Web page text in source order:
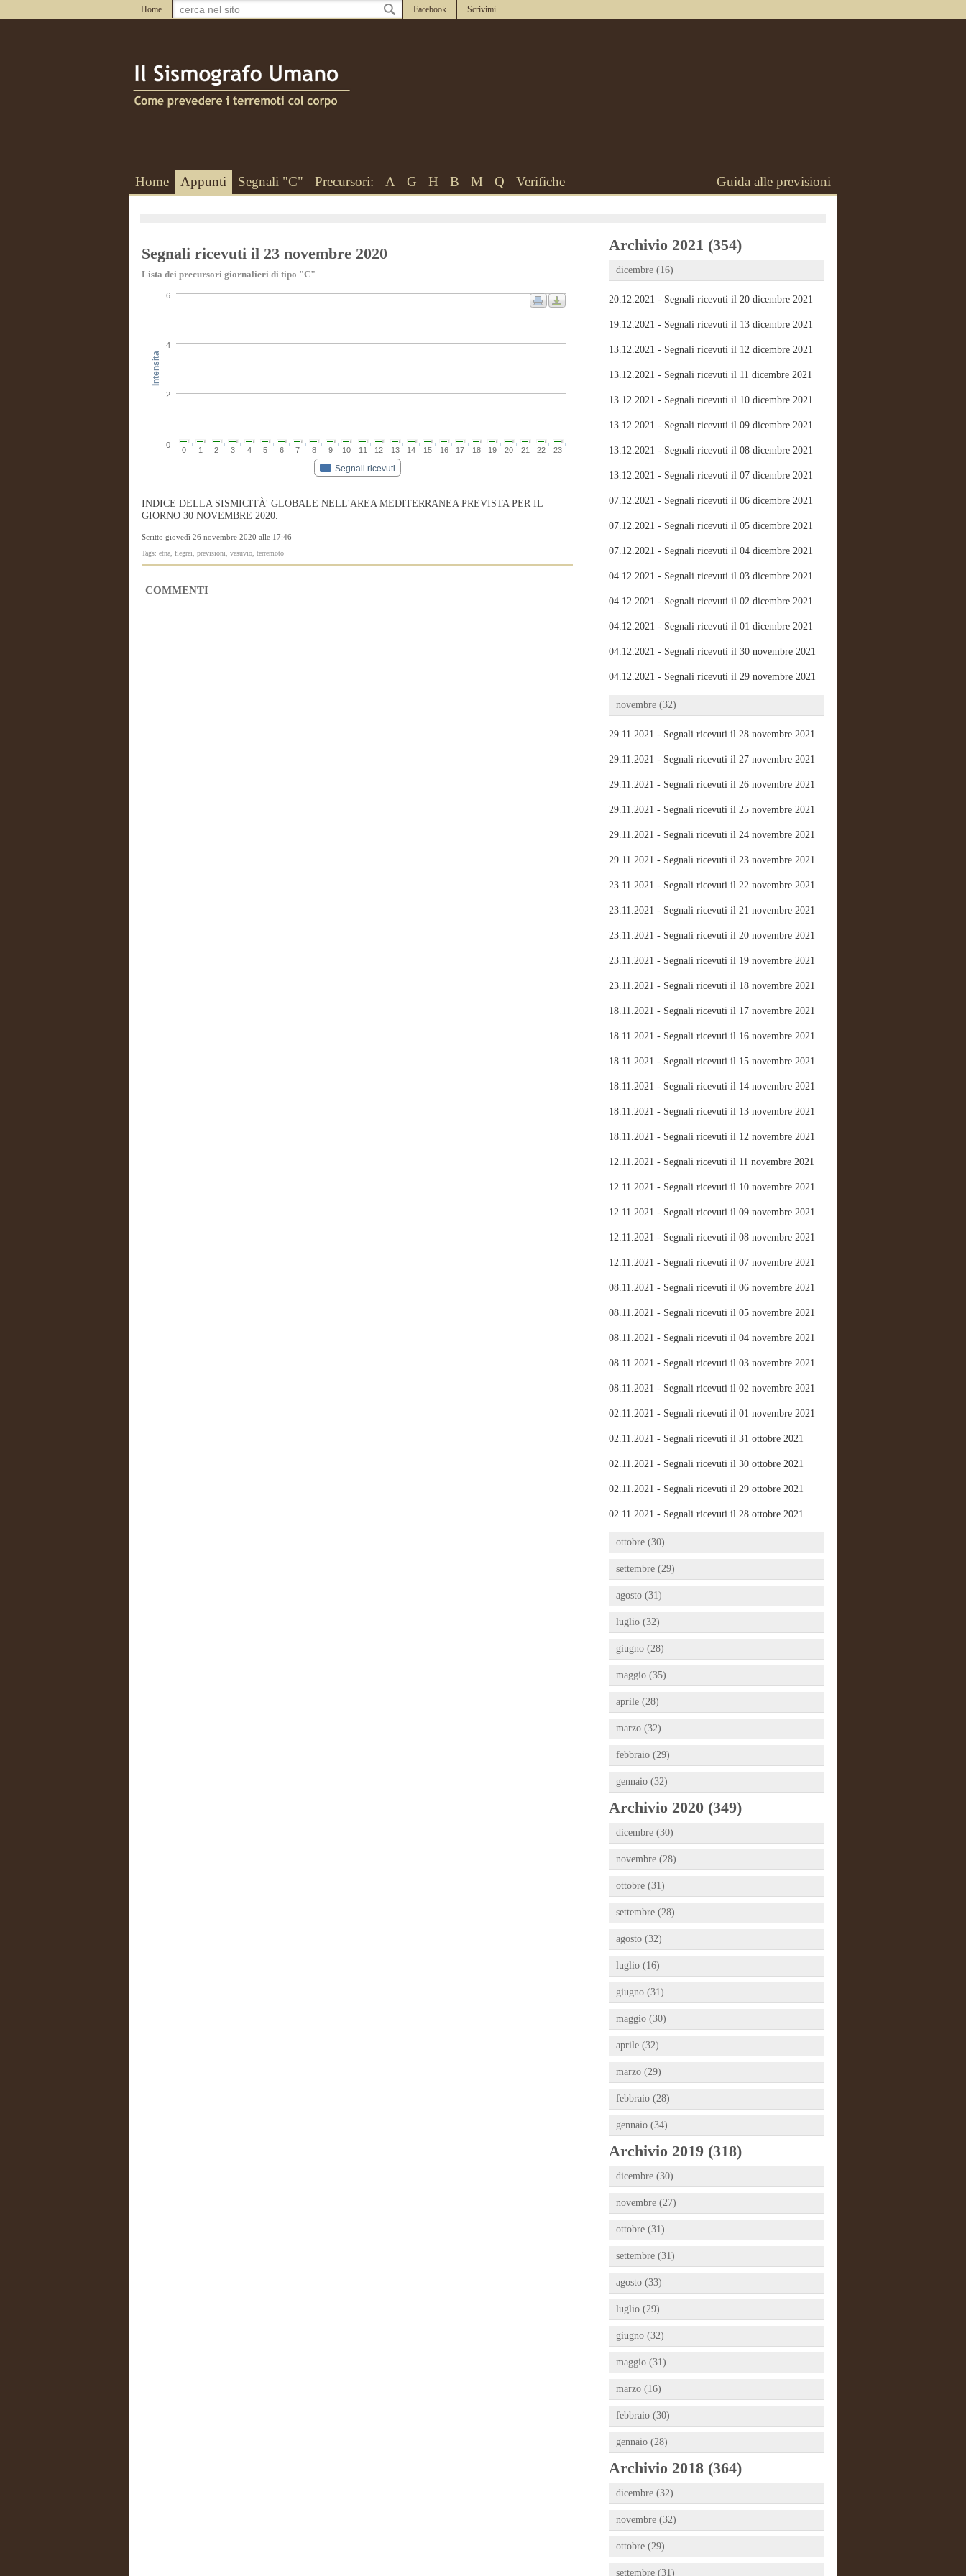
Home Facebook Scrivimi
Home Appunti Segnali "C" Precursori: A G H B M Q Verifiche Guida alle previsioni
Segnali ricevuti il 23 novembre 2020
Lista dei precursori giornalieri di tipo "C"
Intensita
Segnali ricevuti
0 1 2 3 4 5 6 7 8 9 10 11 12 13 14 15 16 17 18 19 20 21 22 23
0
2
4
6
INDICE DELLA SISMICITÀ' GLOBALE NELL'AREA MEDITERRANEA PREVISTA PER IL
GIORNO 30 NOVEMBRE 2020.
Scritto giovedì 26 novembre 2020 alle 17:46
Tags: etna, flegrei, previsioni, vesuvio, terremoto
COMMENTI
Archivio 2021 (354)
dicembre (16)
20.12.2021 - Segnali ricevuti il 20 dicembre 2021
19.12.2021 - Segnali ricevuti il 13 dicembre 2021
13.12.2021 - Segnali ricevuti il 12 dicembre 2021
13.12.2021 - Segnali ricevuti il 11 dicembre 2021
13.12.2021 - Segnali ricevuti il 10 dicembre 2021
13.12.2021 - Segnali ricevuti il 09 dicembre 2021
13.12.2021 - Segnali ricevuti il 08 dicembre 2021
13.12.2021 - Segnali ricevuti il 07 dicembre 2021
07.12.2021 - Segnali ricevuti il 06 dicembre 2021
07.12.2021 - Segnali ricevuti il 05 dicembre 2021
07.12.2021 - Segnali ricevuti il 04 dicembre 2021
04.12.2021 - Segnali ricevuti il 03 dicembre 2021
04.12.2021 - Segnali ricevuti il 02 dicembre 2021
04.12.2021 - Segnali ricevuti il 01 dicembre 2021
04.12.2021 - Segnali ricevuti il 30 novembre 2021
04.12.2021 - Segnali ricevuti il 29 novembre 2021
novembre (32)
29.11.2021 - Segnali ricevuti il 28 novembre 2021
29.11.2021 - Segnali ricevuti il 27 novembre 2021
29.11.2021 - Segnali ricevuti il 26 novembre 2021
29.11.2021 - Segnali ricevuti il 25 novembre 2021
29.11.2021 - Segnali ricevuti il 24 novembre 2021
29.11.2021 - Segnali ricevuti il 23 novembre 2021
23.11.2021 - Segnali ricevuti il 22 novembre 2021
23.11.2021 - Segnali ricevuti il 21 novembre 2021
23.11.2021 - Segnali ricevuti il 20 novembre 2021
23.11.2021 - Segnali ricevuti il 19 novembre 2021
23.11.2021 - Segnali ricevuti il 18 novembre 2021
18.11.2021 - Segnali ricevuti il 17 novembre 2021
18.11.2021 - Segnali ricevuti il 16 novembre 2021
18.11.2021 - Segnali ricevuti il 15 novembre 2021
18.11.2021 - Segnali ricevuti il 14 novembre 2021
18.11.2021 - Segnali ricevuti il 13 novembre 2021
18.11.2021 - Segnali ricevuti il 12 novembre 2021
12.11.2021 - Segnali ricevuti il 11 novembre 2021
12.11.2021 - Segnali ricevuti il 10 novembre 2021
12.11.2021 - Segnali ricevuti il 09 novembre 2021
12.11.2021 - Segnali ricevuti il 08 novembre 2021
12.11.2021 - Segnali ricevuti il 07 novembre 2021
08.11.2021 - Segnali ricevuti il 06 novembre 2021
08.11.2021 - Segnali ricevuti il 05 novembre 2021
08.11.2021 - Segnali ricevuti il 04 novembre 2021
08.11.2021 - Segnali ricevuti il 03 novembre 2021
08.11.2021 - Segnali ricevuti il 02 novembre 2021
02.11.2021 - Segnali ricevuti il 01 novembre 2021
02.11.2021 - Segnali ricevuti il 31 ottobre 2021
02.11.2021 - Segnali ricevuti il 30 ottobre 2021
02.11.2021 - Segnali ricevuti il 29 ottobre 2021
02.11.2021 - Segnali ricevuti il 28 ottobre 2021
ottobre (30)
settembre (29)
agosto (31)
luglio (32)
giugno (28)
maggio (35)
aprile (28)
marzo (32)
febbraio (29)
gennaio (32)
Archivio 2020 (349)
dicembre (30)
novembre (28)
ottobre (31)
settembre (28)
agosto (32)
luglio (16)
giugno (31)
maggio (30)
aprile (32)
marzo (29)
febbraio (28)
gennaio (34)
Archivio 2019 (318)
dicembre (30)
novembre (27)
ottobre (31)
settembre (31)
agosto (33)
luglio (29)
giugno (32)
maggio (31)
marzo (16)
febbraio (30)
gennaio (28)
Archivio 2018 (364)
dicembre (32)
novembre (32)
ottobre (29)
settembre (31)